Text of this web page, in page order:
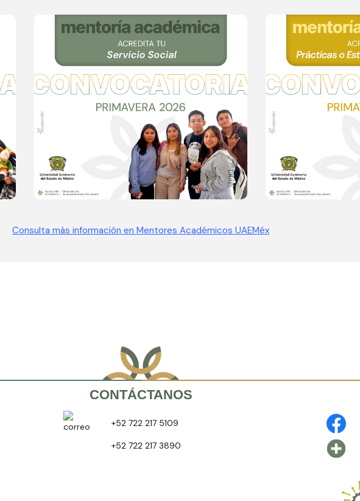
Consulta más información en Mentores Académicos UAEMéx
CONTÁCTANOS
+52 722 217 5109
+52 722 217 3890